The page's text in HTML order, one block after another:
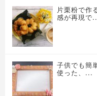
片栗粉で作
感が再現で
子供でも簡
使った、...